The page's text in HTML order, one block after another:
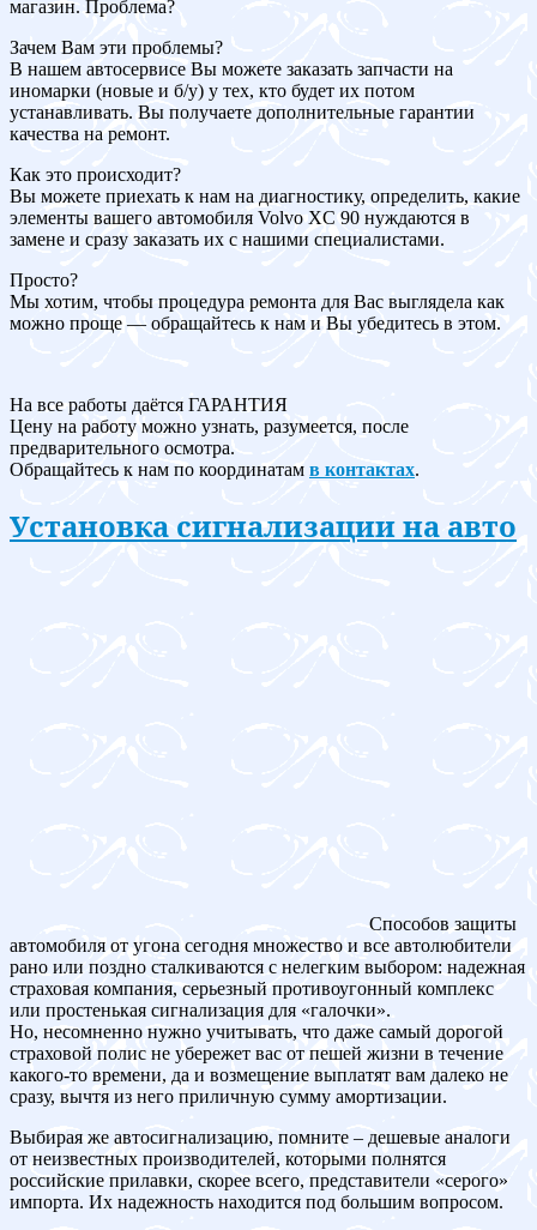
магазин. Проблема?
Зачем Вам эти проблемы?
В нашем автосервисе Вы можете заказать запчасти на
иномарки (новые и б/у) у тех, кто будет их потом
устанавливать. Вы получаете дополнительные гарантии
качества на ремонт.
Как это происходит?
Вы можете приехать к нам на диагностику, определить, какие
элементы вашего автомобиля Volvo XC 90 нуждаются в
замене и сразу заказать их с нашими специалистами.
Просто?
Мы хотим, чтобы процедура ремонта для Вас выглядела как
можно проще — обращайтесь к нам и Вы убедитесь в этом.
На все работы даётся ГАРАНТИЯ
Цену на работу можно узнать, разумеется, после
предварительного осмотра.
Обращайтесь к нам по координатам в контактах.
Установка сигнализации на авто
Способов защиты
автомобиля от угона сегодня множество и все автолюбители
рано или поздно сталкиваются с нелегким выбором: надежная
страховая компания, серьезный противоугонный комплекс
или простенькая сигнализация для «галочки».
Но, несомненно нужно учитывать, что даже самый дорогой
страховой полис не убережет вас от пешей жизни в течение
какого-то времени, да и возмещение выплатят вам далеко не
сразу, вычтя из него приличную сумму амортизации.
Выбирая же автосигнализацию, помните – дешевые аналоги
от неизвестных производителей, которыми полнятся
российские прилавки, скорее всего, представители «серого»
импорта. Их надежность находится под большим вопросом.